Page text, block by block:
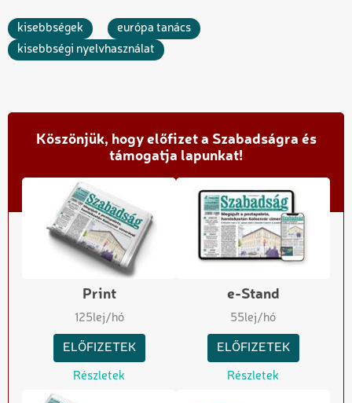
kisebbségek
európa tanács
kisebbségi nyelvhasználat
Köszönjük, hogy előfizet a Szabadságra és
támogatja lapunkat!
Print
125lej/hó
ELŐFIZETEK
Részletek
e-Stand
55lej/hó
ELŐFIZETEK
Részletek